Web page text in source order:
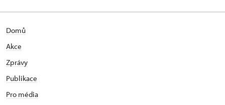
Domů
Akce
Zprávy
Publikace
Pro média